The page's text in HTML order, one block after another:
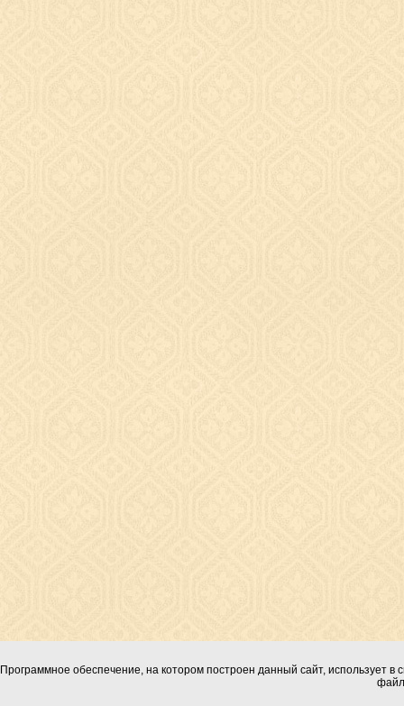
Программное обеспечение, на котором построен данный сайт, использует